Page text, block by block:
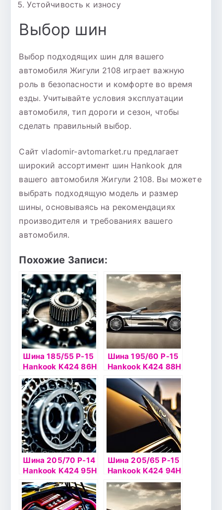
Устойчивость к износу
Выбор шин
Выбор подходящих шин для вашего
автомобиля Жигули 2108 играет важную
роль в безопасности и комфорте во время
езды. Учитывайте условия эксплуатации
автомобиля, тип дороги и сезон, чтобы
сделать правильный выбор.
Сайт vladomir-avtomarket.ru предлагает
широкий ассортимент шин Hankook для
вашего автомобиля Жигули 2108. Вы можете
выбрать подходящую модель и размер
шины, основываясь на рекомендациях
производителя и требованиях вашего
автомобиля.
Похожие Записи:
Шина 185/55 Р-15
Hankook K424 86H
б/к
Шина 195/60 Р-15
Hankook K424 88Н
б/к
Шина 205/70 Р-14
Hankook K424 95H
б/к
Шина 205/65 Р-15
Hankook K424 94H
б/к